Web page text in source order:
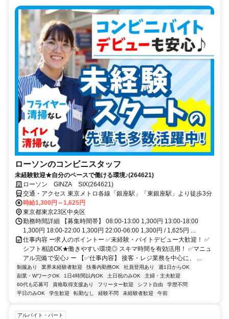
ローソンのコンビニスタッフ
未経験歓迎★自分のペースで働ける環境♪(264621)
ローソン GINZA SIX(264621)
交通・アクセス 東京メトロ各線「銀座駅」「東銀座駅」より徒歩3分
時給1,300円～1,625円
東京都東京23区中央区
勤務時間詳細 【募集時間帯】 08:00-13:00 1,300円 13:00-18:00
1,300円 18:00-22:00 1,300円 22:00-06:00 1,300円 / 1,625円 ...
仕事内容 ー求人のポイントー ✅未経験・バイトデビュー大歓迎！ ✅
シフト相談OK★働きやすい環境◎ スキマ時間を有効活用！ ✅マニュ
アル完備で安心♪ ー 【✅仕事内容】 接客・レジ業務を中心に、 ...
制服あり 業界未経験者歓迎 扶養内勤務OK 社員登用あり
週1日からOK
副業・WワークOK
1日4時間以内OK 土日祝のみOK
主婦・主夫歓迎
60代も応募可
資格取得支援あり フリーター歓迎 シフト自由
学歴不問
平日のみOK
学生歓迎 転勤なし 経験不問 未経験者歓迎 午前
アルバイト・パート